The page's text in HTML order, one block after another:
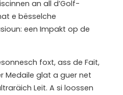
an all d’Golf-
e bësselche
een Impakt op de
foxt, ass de Fait,
Medaile glat a guer net
Leit. A si loossen